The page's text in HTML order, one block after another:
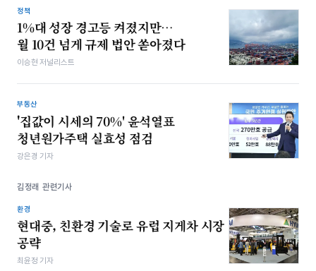
정책
1%대 성장 경고등 켜졌지만…
월 10건 넘게 규제 법안 쏟아졌다
이승현 저널리스트
부동산
'집값이 시세의 70%' 윤석열표
청년원가주택 실효성 점검
강은경 기자
김정래 관련기사
환경
현대중, 친환경 기술로 유럽 지게차 시장
공략
최윤정 기자